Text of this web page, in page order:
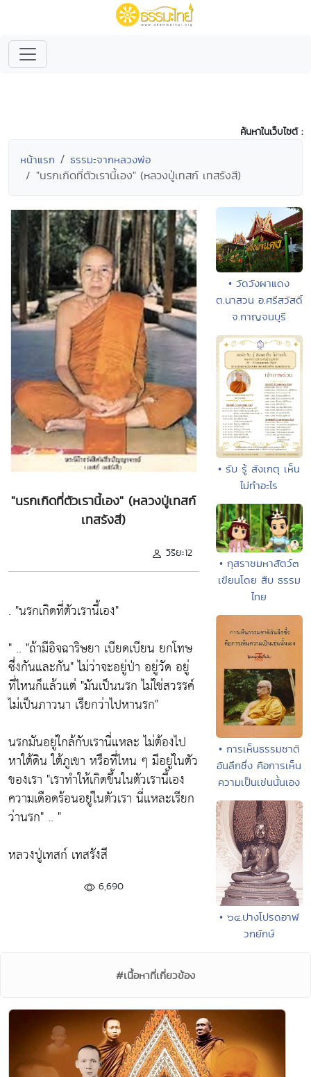
ค้นหาในเว็บไซต์ :
หน้าแรก ธรรมะจากหลวงพ่อ
"นรกเกิดที่ตัวเรานี้เอง" (หลวงปู่เทสก์ เทสรังสี)
"นรกเกิดที่ตัวเรานี้เอง" (หลวงปู่เทสก์
เทสรังสี)
วิริยะ12
. "นรกเกิดที่ตัวเรานี้เอง"
" .. "ถ้ามีอิจฉาริษยา เบียดเบียน ยกโทษ
ซึ่งกันและกัน"ไม่ว่าจะอยู่ป่า อยู่วัด อยู่
ที่ไหนก็แล้วแต่ "มันเป็นนรก ไม่ใช่สวรรค์
ไม่เป็นภาวนา เรียกว่าไปหานรก"
นรกมันอยู่ใกล้กับเรานี่แหละ ไม่ต้องไป
หาใต้ดิน ใต้ภูเขา หรือที่ไหน ๆ มีอยู่ในตัว
ของเรา "เราทำให้เกิดขึ้นในตัวเรานี้เอง
ความเดือดร้อนอยู่ในตัวเรา นี่แหละเรียก
ว่านรก" .. "
หลวงปู่เทสก์ เทสรังสี
6,690
• วัดวังผาแดง
ต.นาสวน อ.ศรีสวัสดิ์
จ.กาญจนบุรี
• รับ รู้ สังเกตุ เห็น
ไม่ทำอะไร
• กุสราชมหาสัตว์๓
เขียนโดย สืบ ธรรม
ไทย
• การเห็นธรรมชาติ
อันลึกซึ่ง คือการเห็น
ความเป็นเช่นนั้นเอง
• ๖๔.ปางโปรดอาฬ
วกยักษ์
#เนื้อหาที่เกี่ยวข้อง